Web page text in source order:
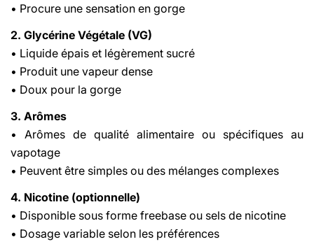
• Procure une sensation en gorge
2. Glycérine Végétale (VG)
• Liquide épais et légèrement sucré
• Produit une vapeur dense
• Doux pour la gorge
3. Arômes
• Arômes de qualité alimentaire ou spécifiques au
vapotage
• Peuvent être simples ou des mélanges complexes
4. Nicotine (optionnelle)
• Disponible sous forme freebase ou sels de nicotine
• Dosage variable selon les préférences